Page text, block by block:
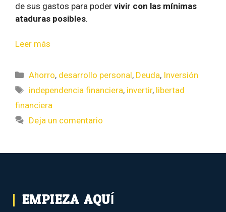
de sus gastos para poder vivir con las mínimas
ataduras posibles.
Leer más
Ahorro, desarrollo personal, Deuda, Inversión
independencia financiera, invertir, libertad
financiera
Deja un comentario
EMPIEZA AQUÍ...